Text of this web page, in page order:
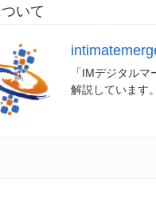
いて
「IMデジタル
解説しています